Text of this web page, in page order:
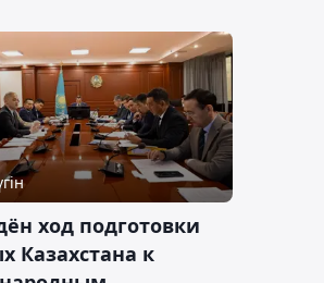
ход подготовки
Казахстана к